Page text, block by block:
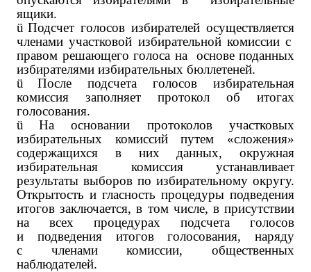
ящики.
ü Подсчет голосов избирателей осуществляется
членами участковой избирательной комиссии с
правом решающего голоса на основе поданных
избирателями избирательных бюллетеней.
ü
После подсчета голосов избирательная
комиссия заполняет протокол об итогах
голосования.
ü
На основании протоколов участковых
избирательных комиссий путем «сложения»
содержащихся в них данных, окружная
избирательная комиссия устанавливает
результаты выборов по избирательному округу.
Открытость и гласность процедуры подведения
итогов заключается, в том числе, в присутствии
на всех процедурах подсчета голосов
и подведения итогов голосования, наряду
с членами комиссии, общественных
наблюдателей.